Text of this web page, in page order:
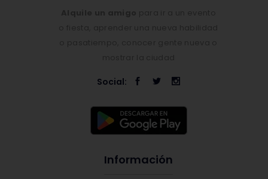
Social:
Información